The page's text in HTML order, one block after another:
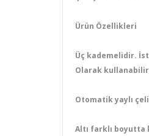
Ürün Özellikleri
Üç kademelidir.
Olarak
Otomatik yaylı
Altı farklı boyutta